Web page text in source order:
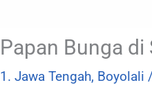
Papan Bunga di
1. Jawa Tengah, Boyolali